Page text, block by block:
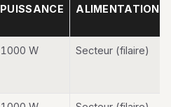
PUISSANCE ALIMENTATION
1000 W Secteur (filaire)